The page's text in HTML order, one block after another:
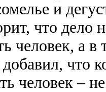
и
что дело
человек, а
что
человек –